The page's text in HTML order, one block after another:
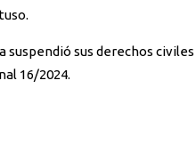
suspendió sus derechos civiles
16/2024.